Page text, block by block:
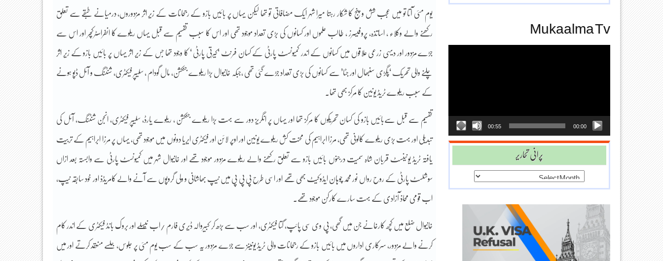
یوم مئی آتا تو میں عجب شش و پنج کا شکار رہتا میرا شہر ایک مضافاتی تو تھا لیکن یہاں پر بائیں بازو کے رجحانات کے زیر اثر مزدوروں، درمیانے طبقے سے تعلق
رکھنے والے وکلاء ، اساتذہ، پروفیسرز ، طالب علموں اور کسانوں کی بڑی تعداد موجود تھی اور اس کا سبب تقسیم سے قبل یہاں ریلوے کا انفراسٹرکچر اور اس سے
جڑے مزدور اور دیہی زرعی علاقوں میں کسانوں کے اندر کمیونسٹ پارٹی کے کسان فرنٹ ‘کیرتی پارٹی ‘ کا وجود تھا جس کے زیر اثر یہاں پر بائیں بازو کے زیر اثر
چلنے والی تحریک ‘پگڑی سنبھال اور جٹا’ سے کسانوں کی بڑی تعداد جڑے گئی تھی ،جبکہ خانیوال بڑا ریلوے جنکشن، مال گودام ، سلیپر فیکٹری، شنٹنگ و آئل ڈپو ہونے
کے سبب ریلوے ٹریڈ یونین کا مرکز بھی تھا۔
تقسیم سے قبل سےبائیں بازو کی کسان تحریکوں کا مرکز تھا اور یہاں پر انگریز دور سے بہت بڑا ریلوے جنکشن ، ریلوے یارڈ، سلیپر فیکٹری، انجن شنٹنگ، آئل کی
تبدیلی اور بہت بڑی ریلوے کالونی تھی، مرزا ابراہیم کی محنت کش ریلوے یونین اور اوپر لائن اور فیکٹری ایریا دونوں میں موجود تھی، یہاں پر مرزا ابراہیم کے تربیت
یافتہ ٹریڈ یونینسٹ قربان شاہ سمیت درجنوں بائیں بازو سے تعلق رکھنے والے ریلوے مزدور موجود تھے اور خانیوال شہر میں کمیونسٹ پارٹی سے وابستہ بعد ازاں
سوشلسٹ پارٹی کے روح رواں نور محمد چوہان ایڈوکیٹ بھی تھے اور اسی طرح پی پی پی میں نیپ بھاشانی و ولی گروپوں سے آنے والے کامریڈذ اور خود سابقہ نیپ،
اب قومی محاذ آزادی کے بہت سارے کارکن موجود تھے۔
خانیوال ضلع میں کچھ کارخانے جن میں گھی، پی وی سی پائپ، گتا فیکٹری، اور سب سے بڑھ کر کبیروالہ ڈیری فارم /اب نیسلے اور بروک بانڈ فیکٹری کے اندر کام
کرنے والے مزدور، سرکاری اداروں میں بائیں بازو کے رجحانات والی ٹریڈ یونینز سے جڑے مزدور یہ سب کے سب یوم مئی پر جلوس، جلسے منعقد کرتے اور میں
Mukaalma Tv
00:00
00:55
پرانی تحاریر